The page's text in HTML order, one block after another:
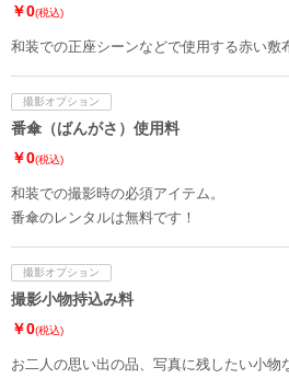
￥0(税込)
和装での正座シーンなどで使用する赤い敷
撮影オプション
番傘（ばんがさ）使用料
￥0(税込)
和装での撮影時の必須アイテム。
番傘のレンタルは無料です！
撮影オプション
撮影小物持込み料
￥0(税込)
お二人の思い出の品、写真に残したい小物